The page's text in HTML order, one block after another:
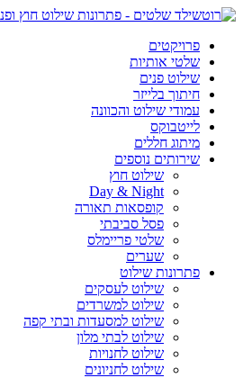
פרויקטים
שלטי אותיות
שילוט פנים
חיתוך בלייזר
עמודי שילוט והכוונה
לייטבוקס
מיתוג חללים
שירותים נוספים
שילוט חוץ
Day & Night
קופסאות תאורה
פסל סביבתי
שלטי פריימלס
שערים
פתרונות שילוט
שילוט לעסקים
שילוט למשרדים
שילוט למסעדות ובתי קפה
שילוט לבתי מלון
שילוט לחנויות
שילוט לחניונים